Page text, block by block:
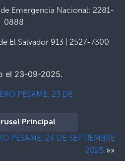
Emergencia Nacional: 2281-
0888
El Salvador 913 | 2527-7300
el 23-09-2025.
PÉSAME, 23 DE
Principal
PÉSAME, 24 DE SEPTIEMBRE
2025 »»